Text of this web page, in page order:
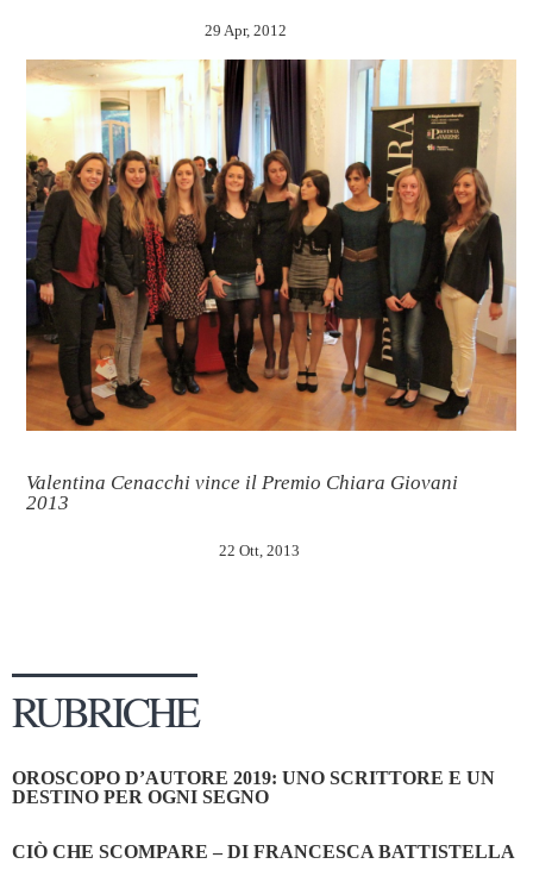
29 Apr, 2012
Valentina Cenacchi vince il Premio Chiara Giovani
2013
22 Ott, 2013
RUBRICHE
OROSCOPO D’AUTORE 2019: UNO SCRITTORE E UN
DESTINO PER OGNI SEGNO
CIÒ CHE SCOMPARE – DI FRANCESCA BATTISTELLA